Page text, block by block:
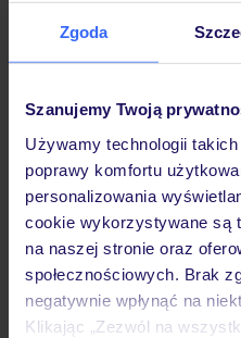
Zgoda
Szanujemy Twoją
Używamy technologii
poprawy komfortu
personalizowania
cookie wykorzystywane są
na naszej stronie oraz
społecznościowych. Brak
negatywnie wpłynąć na
Klikając „Zezwól na
Hotel
Opinie
Pokoje